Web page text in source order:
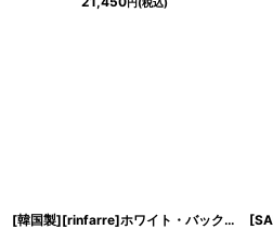
[韓国製][rinfarre]ホワイト・バックオープン・ホルタードレープネック・ノースリーブ・Aライン・ロングドレス・ワンピース[黒木麗奈着用][送料無料]